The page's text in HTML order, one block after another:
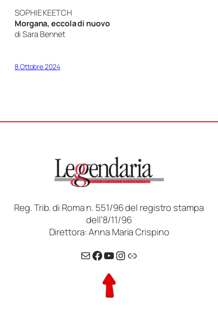
SOPHIE KEETCH
Morgana, eccola di nuovo
diSara Bennet
8 Ottobre 2024
Reg. Trib. di Roma n. 551/96 del registro stampa
dell’8/11/96
Direttora: Anna Maria Crispino
Email
Facebook
YouTube
Instagram
Link